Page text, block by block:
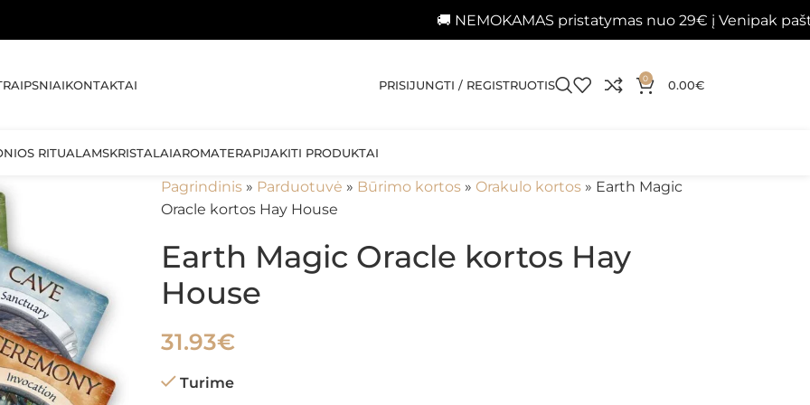
🚚 NEMOKAMAS pristatymas nuo 29€ į Venipak paštomatus
KONTAKTAI PRISIJUNGTI / REGISTRUOTIS 0 0.00€
RITUALAMSKRISTALAIAROMATERAPIJAKITI PRODUKTAI
Pagrindinis» Parduotuvė » Būrimo kortos» Orakulo kortos» Earth Magic
Oracle kortos Hay House
Earth Magic Oracle kortos Hay
House
31.93€
Turime